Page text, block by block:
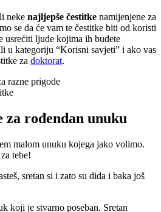
neke najljepše čestitke namijenjene za
se da će vam te čestitke biti od koristi
usrećiti ljude kojima ih budete
u kategoriju “Korisni savjeti” i ako vas
za doktorat.
za rođendan unuku
malom unuku kojega jako volimo.
tebe!
sretan si i zato su dida i baka još
koji je stvarno poseban. Sretan